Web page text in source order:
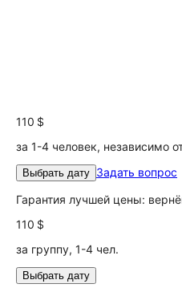
110 $
за 1-4 человек, независимо
Выбрать дату Задать вопрос
Гарантия лучшей цены:
110 $
за группу, 1-4 чел.
Выбрать дату